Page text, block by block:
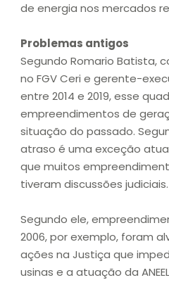
de energia nos mercados
Problemas antigos
Segundo Romario Batista,
no FGV Ceri e gerente-
entre 2014 e 2019, esse
empreendimentos de
situação do passado.
atraso é uma exceção
que muitos
tiveram discussões judiciais.
Segundo ele,
2006, por exemplo, foram
ações na Justiça que
usinas e a atuação da